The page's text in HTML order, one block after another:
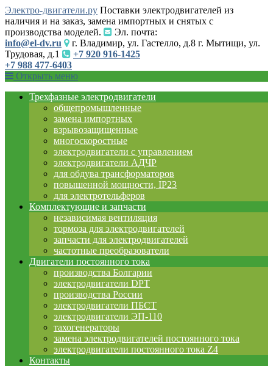
Электро-двигатели.ру Поставки электродвигателей из
наличия и на заказ, замена импортных и снятых с
производства моделей.
Эл. почта:
info@el-dv.ru
г. Владимир, ул. Гастелло, д.8 г. Мытищи, ул.
Трудовая, д.1
+7 920 916-1425
+7 988 477-6403
Открыть меню
Трехфазные электродвигатели
общепромышленные
замена импортных
взрывозащищенные
многоскоростные
электродвигатели с управлением
электродвигатели АДЧР
для обдува трансформаторов
повышенной мощности, IP23
для электротельферов
Комплектующие и запчасти
независимая вентиляция
тормоза для электродвигателей
запчасти для электродвигателей
частотные преобразователи
Двигатели постоянного тока
производства Болгарии
электродвигатели DPT
производства России
электродвигатели ПБСТ
электродвигатели ЭП-110
тахогенераторы
замена электродвигателей постоянного тока
электродвигатели постоянного тока Z4
Контакты